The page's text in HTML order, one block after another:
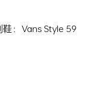
：Vans Style 59